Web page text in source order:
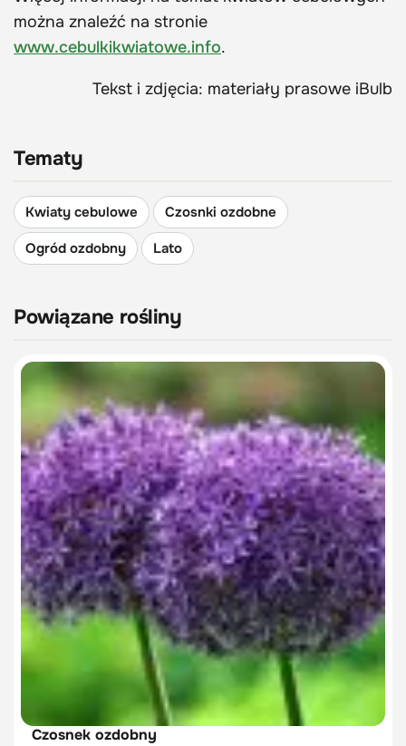
można znaleźć na stronie
www.cebulkikwiatowe.info.
Tekst i zdjęcia: materiały prasowe iBulb
Tematy
Kwiaty cebulowe
Czosnki ozdobne
Ogród ozdobny
Lato
Powiązane rośliny
Czosnek ozdobny